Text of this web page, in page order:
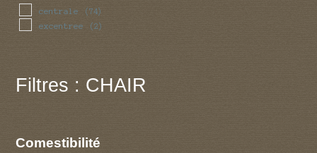
centrale (74)
excentree (2)
Filtres : CHAIR
Comestibilité